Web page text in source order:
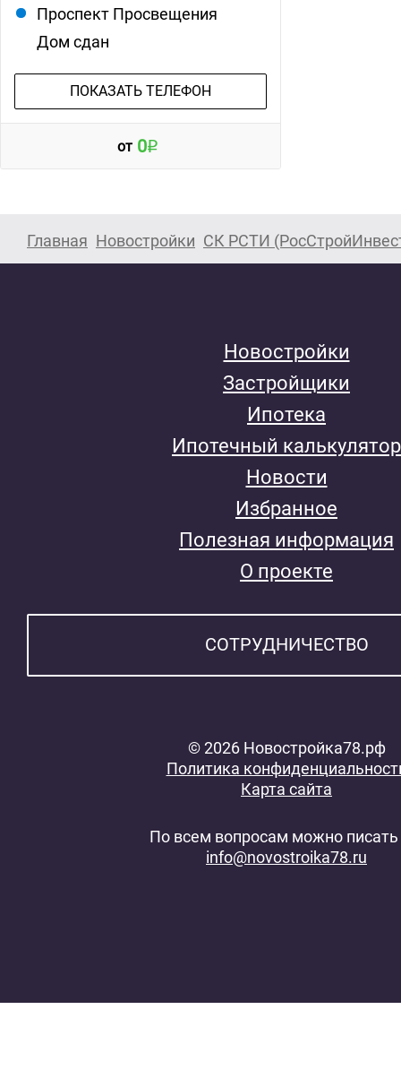
Проспект Просвещения
Дом сдан
ПОКАЗАТЬ ТЕЛЕФОН
от 0
Главная Новостройки СК РСТИ
Новостройки
Застройщики
Ипотека
Ипотечный калькулятор
Новости
Избранное
Полезная информация
О проекте
СОТРУДНИЧЕСТВО
© 2026 Новостройка78.рф
Политика
Карта сайта
По всем вопросам можно писать
info@novostroika78.ru